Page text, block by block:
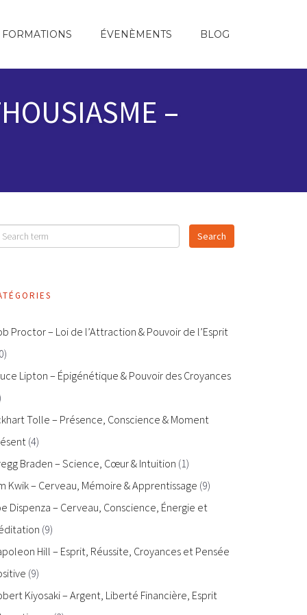
FORMATIONS ÉVENÈMENTS BLOG
–
Proctor – Loi de l’Attraction & Pouvoir de l’Esprit
Lipton – Épigénétique & Pouvoir des Croyances
Tolle – Présence, Conscience & Moment
(4)
Braden – Science, Cœur & Intuition (1)
Kwik – Cerveau, Mémoire & Apprentissage (9)
Dispenza – Cerveau, Conscience, Énergie et
(9)
Hill – Esprit, Réussite, Croyances et Pensée
(9)
Kiyosaki – Argent, Liberté Financière, Esprit